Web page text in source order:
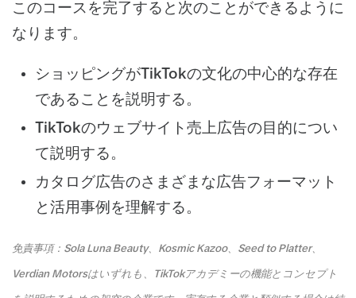
このコースを完了すると次のことができるように
なります。
ショッピングがTikTokの文化の中心的な存在
であることを説明する。
TikTokのウェブサイト売上広告の目的につい
て説明する。
カタログ広告のさまざまな広告フォーマット
と活用事例を理解する。
免責事項：Sola Luna Beauty、Kosmic Kazoo、Seed to Platter、
Verdian Motorsはいずれも、TikTokアカデミーの機能とコンセプト